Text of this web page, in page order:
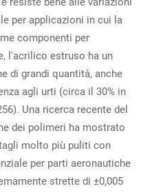
per applicazioni in cui la
componenti per
l'acrilico estruso ha un
di grandi quantità, anche
agli urti (circa il 30% in
Una ricerca recente del
dei polimeri ha mostrato
molto più puliti con
per parti aeronautiche
strette di ±0,005